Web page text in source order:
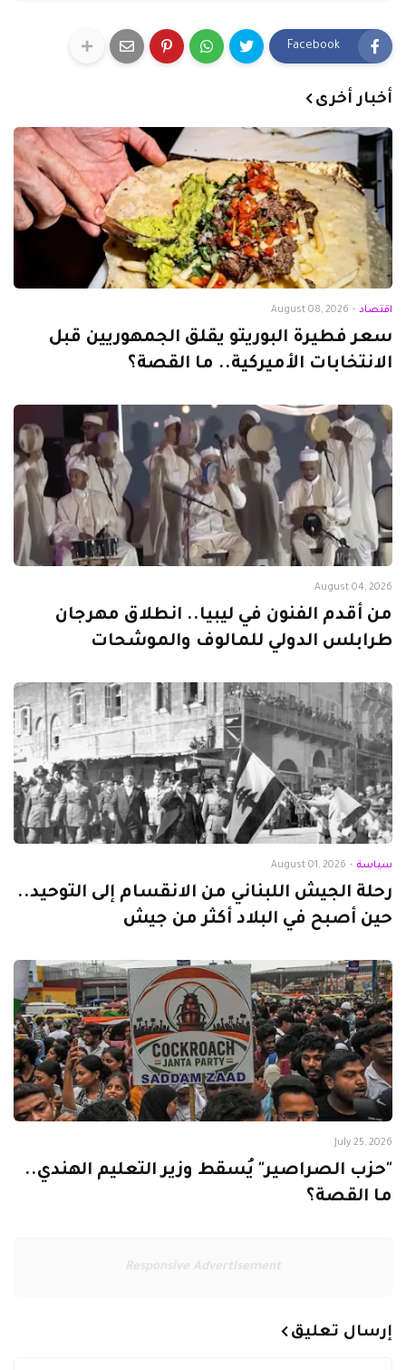
Facebook
أخبار أخرى
اقتصاد -
August 08, 2026
سعر فطيرة البوريتو يقلق الجمهوريين قبل
الانتخابات الأميركية.. ما القصة؟
August 04, 2026
من أقدم الفنون في ليبيا.. انطلاق مهرجان
طرابلس الدولي للمالوف والموشحات
سياسة -
August 01, 2026
رحلة الجيش اللبناني من الانقسام إلى التوحيد..
حين أصبح في البلاد أكثر من جيش
July 25, 2026
"حزب الصراصير" يُسقط وزير التعليم الهندي..
ما القصة؟
Responsive Advertisement
إرسال تعليق